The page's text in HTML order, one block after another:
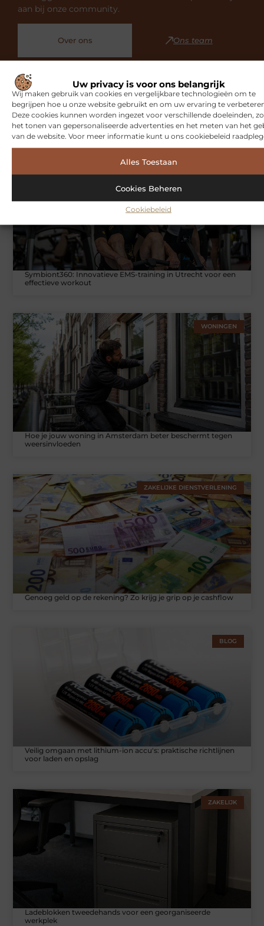
Uw privacy is voor ons belangrijk
Wij maken gebruik van cookies en vergelijkbare technologieën om te
begrijpen hoe u onze website gebruikt en om uw ervaring te
Deze cookies kunnen worden ingezet voor verschillende doeleinden,
het tonen van gepersonaliseerde advertenties en het meten van het
van de website. Voor meer informatie kunt u ons cookiebeleid
Alles Toestaan
Cookies Beheren
Cookiebeleid
aan bij onze community.
Over ons Ons team
Gerelateerde artikelendie u
mogelijk interesseren
Symbiont360: Innovatieve EMS-training in Utrecht voor een
effectieve workout
WONINGEN
Hoe je jouw woning in Amsterdam beter beschermt tegen
weersinvloeden
ZAKELIJKE DIENSTVERLENING
Genoeg geld op de rekening? Zo krijg je grip op je cashflow
BLOG
Veilig omgaan met lithium-ion accu's: praktische richtlijnen
voor laden en opslag
ZAKELIJK
Ladeblokken tweedehands voor een georganiseerde
werkplek